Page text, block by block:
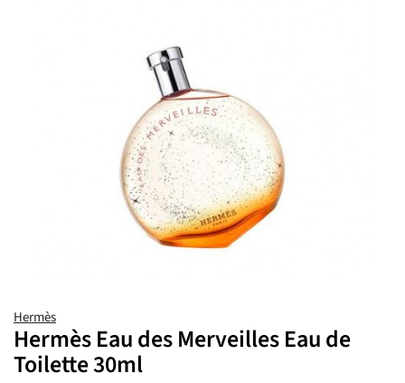
Hermès
Hermès Eau des Merveilles Eau de
Toilette 30ml